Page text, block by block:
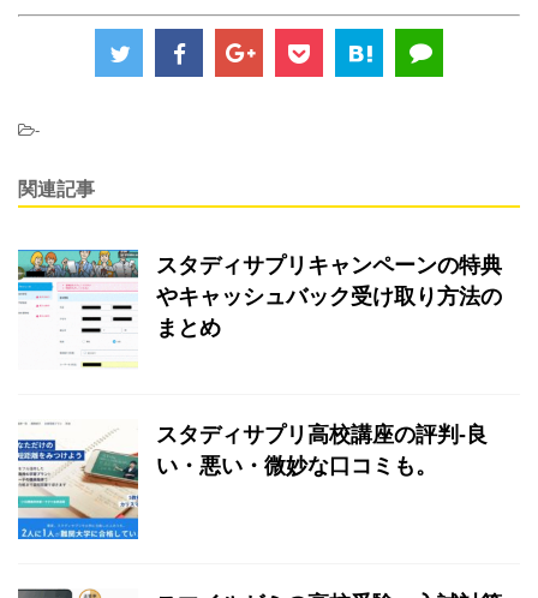
-
関連記事
スタディサプリキャンペーンの特典
やキャッシュバック受け取り方法の
まとめ
スタディサプリ高校講座の評判-良
い・悪い・微妙な口コミも。